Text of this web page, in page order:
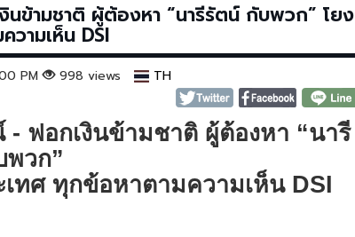
ามชาติ ผู้ต้องหา “นารีรัตน์ กับพวก” โยง
วามเห็น DSI
PM 998 views TH
ฟอกเงินข้ามชาติ ผู้ต้องหา “นารี
พวก”
เทศ ทุกข้อหาตามความเห็น DSI